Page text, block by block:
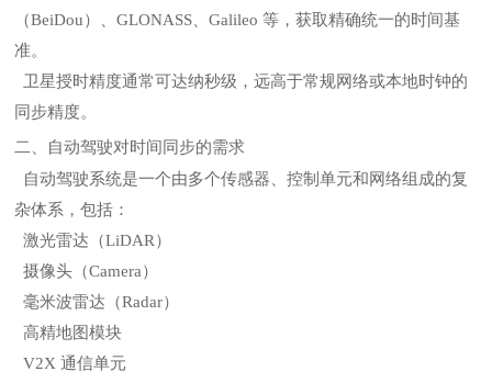
（BeiDou）、GLONASS、Galileo 等，获取精确统一的时间基
准。
卫星授时精度通常可达纳秒级，远高于常规网络或本地时钟的
同步精度。
二、自动驾驶对时间同步的需求
自动驾驶系统是一个由多个传感器、控制单元和网络组成的复
杂体系，包括：
激光雷达（LiDAR）
摄像头（Camera）
毫米波雷达（Radar）
高精地图模块
V2X 通信单元